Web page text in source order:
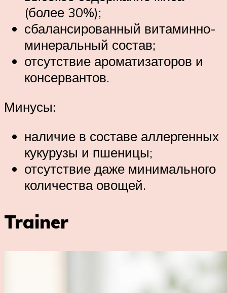
(более 30%);
сбалансированный витаминно-
минеральный состав;
отсутствие ароматизаторов и
консервантов.
Минусы:
наличие в составе аллергенных
кукурузы и пшеницы;
отсутствие даже минимального
количества овощей.
Trainer